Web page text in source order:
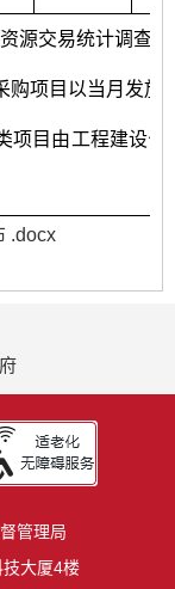
源交易统计调查
购项目以当月发
项目由工程建设
.docx
管理局
大厦4楼